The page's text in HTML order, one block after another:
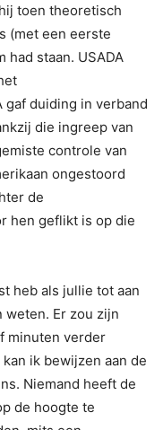
toen theoretisch
(met een eerste
had staan. USADA
gaf duiding in verband
die ingreep van
controle van
ongestoord
de
hen geflikt is op die
heb als jullie tot aan
Er zou zijn
minuten verder
ik bewijzen aan de
Niemand heeft de
de hoogte te